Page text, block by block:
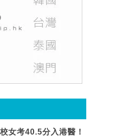
女考40.5分入港醫！